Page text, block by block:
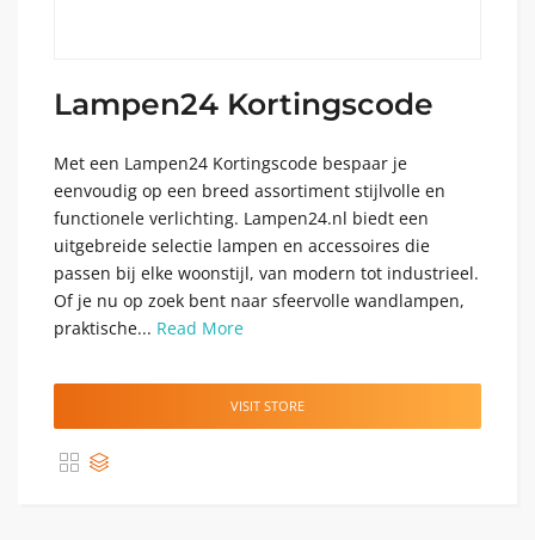
Lampen24 Kortingscode
Met een Lampen24 Kortingscode bespaar je
eenvoudig op een breed assortiment stijlvolle en
functionele verlichting. Lampen24.nl biedt een
uitgebreide selectie lampen en accessoires die
passen bij elke woonstijl, van modern tot industrieel.
Of je nu op zoek bent naar sfeervolle wandlampen,
praktische... Read More
VISIT STORE